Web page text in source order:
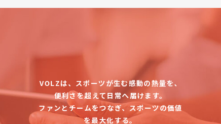
VOLZは、スポーツが生む感動の熱量を、
便利さを超えて日常へ届けます。
ファンとチームをつなぎ、スポーツの価値
を最大化する。